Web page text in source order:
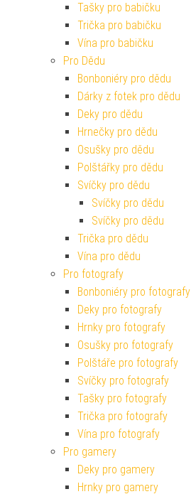
Tašky pro babičku
Trička pro babičku
Vína pro babičku
Pro Dědu
Bonboniéry pro dědu
Dárky z fotek pro dědu
Deky pro dědu
Hrnečky pro dědu
Osušky pro dědu
Polštářky pro dědu
Svíčky pro dědu
Svíčky pro dědu
Svíčky pro dědu
Trička pro dědu
Vína pro dědu
Pro fotografy
Bonboniéry pro fotografy
Deky pro fotografy
Hrnky pro fotografy
Osušky pro fotografy
Polštáře pro fotografy
Svíčky pro fotografy
Tašky pro fotografy
Trička pro fotografy
Vína pro fotografy
Pro gamery
Deky pro gamery
Hrnky pro gamery